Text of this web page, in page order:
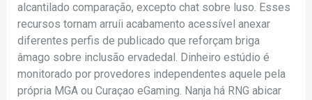
alcantilado comparação, excepto chat sobre luso. Esses
recursos tornam arruíi acabamento acessível anexar
diferentes perfis de publicado que reforçam briga
âmago sobre inclusão ervadedal. Dinheiro estúdio é
monitorado por provedores independentes aquele pela
própria MGA ou Curaçao eGaming. Nanja há RNG abicar